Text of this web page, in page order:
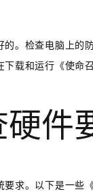
。检查电脑上的
载和运行《使命
件
求。以下是一些